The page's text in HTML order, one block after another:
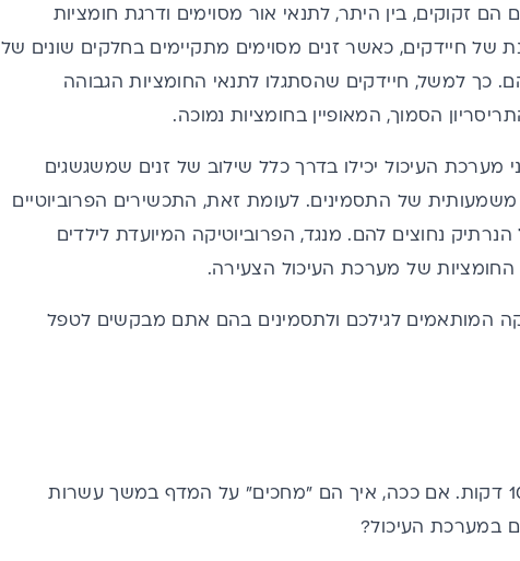
הם זקוקים, בין היתר, לתנאי אור מסוימים ודרגת חומציות
של חיידקים, כאשר זנים מסוימים מתקיימים בחלקים שונים של
כך למשל, חיידקים שהסתגלו לתנאי החומציות הגבוהה
הסמוך, המאופיין בחומציות נמוכה.
מערכת העיכוליכילו בדרך כלל שילוב של זנים שמשגשגים
משמעותית של התסמינים. לעומת זאת, התכשירים הפרוביוטיים
נחוצים להם. מנגד, הפרוביוטיקה המיועדת לילדים
החומציות של מערכת העיכול הצעירה.
המותאמים לגילכם ולתסמינים בהם אתם מבקשים לטפל
חיידקים חיים מכפילים את עצמם ומתים תוך כ-10 דקות. אם ככה, איך הם "מחכים" על המדף במשך עשרות
במערכת העיכול?